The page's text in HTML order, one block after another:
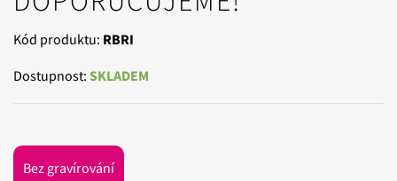
Kód produktu: RBRI
Dostupnost: SKLADEM
Bez gravírování